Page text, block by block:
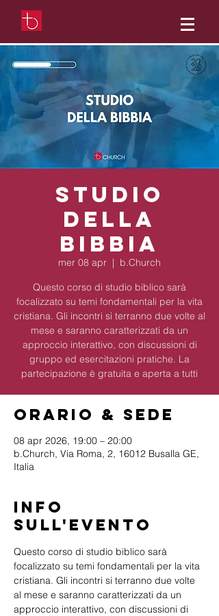
Studio
della
Bibbia
mer 08 apr
  |
b.Church
Questo corso di studio biblico sarà
focalizzato su temi fondamentali per la vita
cristiana. Gli incontri si terranno due volte al
mese e saranno caratterizzati da un
approccio interattivo, con discussioni di
gruppo ed esercitazioni pratiche. La
partecipazione è gratuita e aperta a tutti
Orario & Sede
08 apr 2026, 19:00 – 20:00
b.Church, Via Roma, 2, 16012 Busalla GE,
Italia
Info
sull'evento
Questo corso di studio biblico sarà
focalizzato su temi fondamentali per la vita
cristiana. Gli incontri si terranno due volte
al mese e saranno caratterizzati da un
approccio interattivo, con discussioni di